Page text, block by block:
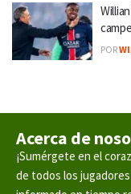
POR
Acerca de
¡Sumérgete en el
de todos los